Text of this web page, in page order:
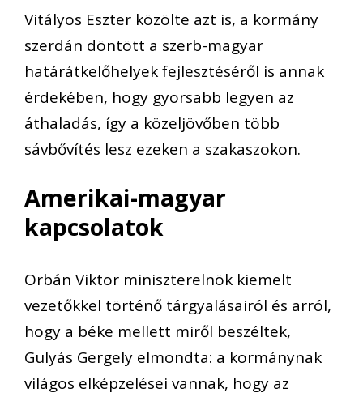
Vitályos Eszter közölte azt is, a kormány
szerdán döntött a szerb-magyar
határátkelőhelyek fejlesztéséről is annak
érdekében, hogy gyorsabb legyen az
áthaladás, így a közeljövőben több
sávbővítés lesz ezeken a szakaszokon.
Amerikai-magyar
kapcsolatok
Orbán Viktor miniszterelnök kiemelt
vezetőkkel történő tárgyalásairól és arról,
hogy a béke mellett miről beszéltek,
Gulyás Gergely elmondta: a kormánynak
világos elképzelései vannak, hogy az